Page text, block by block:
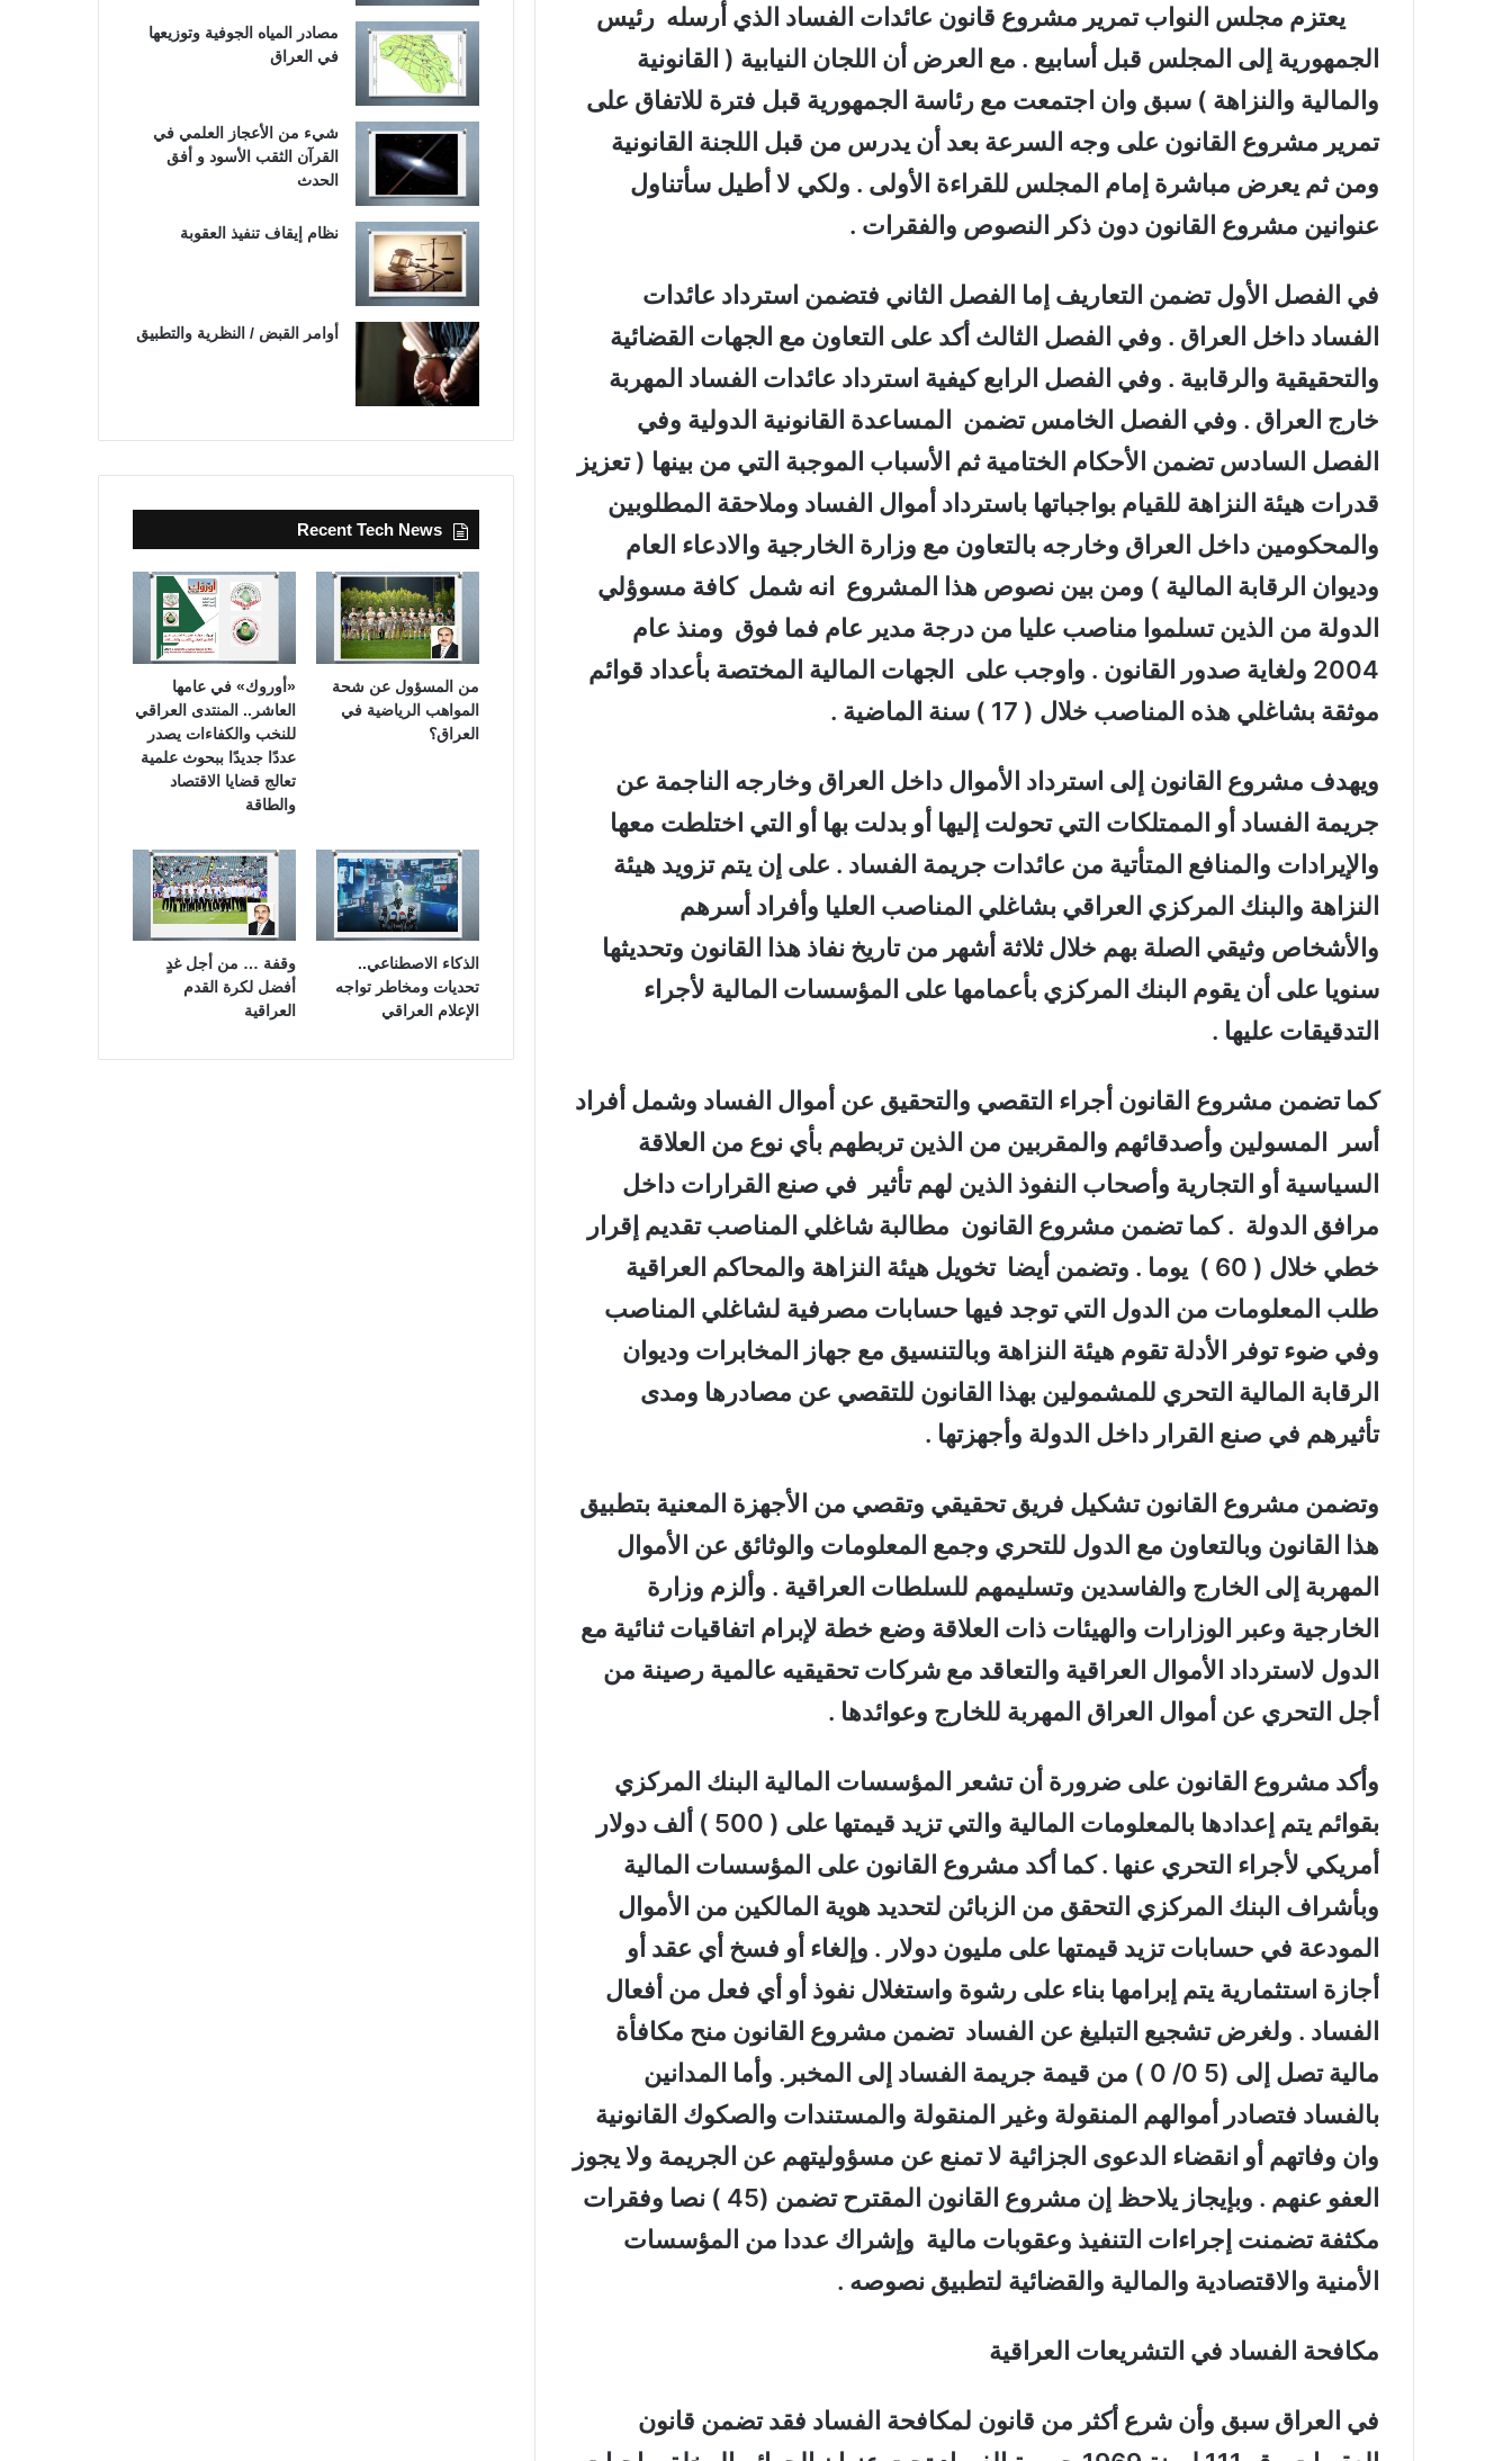
يعتزم مجلس النواب تمرير مشروع قانون عائدات الفساد الذي أرسله رئيس
الجمهورية إلى المجلس قبل أسابيع . مع العرض أن اللجان النيابية ( القانونية
والمالية والنزاهة ) سبق وان اجتمعت مع رئاسة الجمهورية قبل فترة للاتفاق على
تمرير مشروع القانون على وجه السرعة بعد أن يدرس من قبل اللجنة القانونية
ومن ثم يعرض مباشرة إمام المجلس للقراءة الأولى . ولكي لا أطيل سأتناول
عنوانين مشروع القانون دون ذكر النصوص والفقرات .
في الفصل الأول تضمن التعاريف إما الفصل الثاني فتضمن استرداد عائدات
الفساد داخل العراق . وفي الفصل الثالث أكد على التعاون مع الجهات القضائية
والتحقيقية والرقابية . وفي الفصل الرابع كيفية استرداد عائدات الفساد المهربة
خارج العراق . وفي الفصل الخامس تضمن المساعدة القانونية الدولية وفي
الفصل السادس تضمن الأحكام الختامية ثم الأسباب الموجبة التي من بينها ( تعزيز
قدرات هيئة النزاهة للقيام بواجباتها باسترداد أموال الفساد وملاحقة المطلوبين
والمحكومين داخل العراق وخارجه بالتعاون مع وزارة الخارجية والادعاء العام
وديوان الرقابة المالية ) ومن بين نصوص هذا المشروع انه شمل كافة مسوؤلي
الدولة من الذين تسلموا مناصب عليا من درجة مدير عام فما فوق ومنذ عام
2004 ولغاية صدور القانون . واوجب على الجهات المالية المختصة بأعداد قوائم
موثقة بشاغلي هذه المناصب خلال ( 17 ) سنة الماضية .
ويهدف مشروع القانون إلى استرداد الأموال داخل العراق وخارجه الناجمة عن
جريمة الفساد أو الممتلكات التي تحولت إليها أو بدلت بها أو التي اختلطت معها
والإيرادات والمنافع المتأتية من عائدات جريمة الفساد . على إن يتم تزويد هيئة
النزاهة والبنك المركزي العراقي بشاغلي المناصب العليا وأفراد أسرهم
والأشخاص وثيقي الصلة بهم خلال ثلاثة أشهر من تاريخ نفاذ هذا القانون وتحديثها
سنويا على أن يقوم البنك المركزي بأعمامها على المؤسسات المالية لأجراء
التدقيقات عليها .
كما تضمن مشروع القانون أجراء التقصي والتحقيق عن أموال الفساد وشمل أفراد
أسر المسولين وأصدقائهم والمقربين من الذين تربطهم بأي نوع من العلاقة
السياسية أو التجارية وأصحاب النفوذ الذين لهم تأثير في صنع القرارات داخل
مرافق الدولة . كما تضمن مشروع القانون مطالبة شاغلي المناصب تقديم إقرار
خطي خلال ( 60 ) يوما . وتضمن أيضا تخويل هيئة النزاهة والمحاكم العراقية
طلب المعلومات من الدول التي توجد فيها حسابات مصرفية لشاغلي المناصب
وفي ضوء توفر الأدلة تقوم هيئة النزاهة وبالتنسيق مع جهاز المخابرات وديوان
الرقابة المالية التحري للمشمولين بهذا القانون للتقصي عن مصادرها ومدى
تأثيرهم في صنع القرار داخل الدولة وأجهزتها .
وتضمن مشروع القانون تشكيل فريق تحقيقي وتقصي من الأجهزة المعنية بتطبيق
هذا القانون وبالتعاون مع الدول للتحري وجمع المعلومات والوثائق عن الأموال
المهربة إلى الخارج والفاسدين وتسليمهم للسلطات العراقية . وألزم وزارة
الخارجية وعبر الوزارات والهيئات ذات العلاقة وضع خطة لإبرام اتفاقيات ثنائية مع
الدول لاسترداد الأموال العراقية والتعاقد مع شركات تحقيقيه عالمية رصينة من
أجل التحري عن أموال العراق المهربة للخارج وعوائدها .
وأكد مشروع القانون على ضرورة أن تشعر المؤسسات المالية البنك المركزي
بقوائم يتم إعدادها بالمعلومات المالية والتي تزيد قيمتها على ( 500 ) ألف دولار
أمريكي لأجراء التحري عنها . كما أكد مشروع القانون على المؤسسات المالية
وبأشراف البنك المركزي التحقق من الزبائن لتحديد هوية المالكين من الأموال
المودعة في حسابات تزيد قيمتها على مليون دولار . وإلغاء أو فسخ أي عقد أو
أجازة استثمارية يتم إبرامها بناء على رشوة واستغلال نفوذ أو أي فعل من أفعال
الفساد . ولغرض تشجيع التبليغ عن الفساد تضمن مشروع القانون منح مكافأة
مالية تصل إلى (5 0/ 0 ) من قيمة جريمة الفساد إلى المخبر. وأما المدانين
بالفساد فتصادر أموالهم المنقولة وغير المنقولة والمستندات والصكوك القانونية
وان وفاتهم أو انقضاء الدعوى الجزائية لا تمنع عن مسؤوليتهم عن الجريمة ولا يجوز
العفو عنهم . وبإيجاز يلاحظ إن مشروع القانون المقترح تضمن (45 ) نصا وفقرات
مكثفة تضمنت إجراءات التنفيذ وعقوبات مالية وإشراك عددا من المؤسسات
الأمنية والاقتصادية والمالية والقضائية لتطبيق نصوصه .
مكافحة الفساد في التشريعات العراقية
في العراق سبق وأن شرع أكثر من قانون لمكافحة الفساد فقد تضمن قانون
مصادر المياه الجوفية وتوزيعها
في العراق
شيء من الأعجاز العلمي في
القرآن الثقب الأسود و أفق
الحدث
نظام إيقاف تنفيذ العقوبة
أوامر القبض / النظرية والتطبيق
Recent Tech News
من المسؤول عن شحة
المواهب الرياضية في
العراق؟
«أوروك» في عامها
العاشر.. المنتدى العراقي
للنخب والكفاءات يصدر
عددًا جديدًا ببحوث علمية
تعالج قضايا الاقتصاد
والطاقة
الذكاء الاصطناعي..
تحديات ومخاطر تواجه
الإعلام العراقي
وقفة … من أجل غدٍ
أفضل لكرة القدم
العراقية